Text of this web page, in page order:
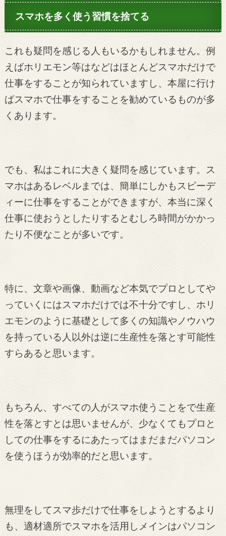
スマホを多く使う習慣を捨てる
これも疑問を感じる人もいるかもしれません。例
えばホリエモン等はなどはほとんどスマホだけで
仕事をすることが知られていますし、本屋に行け
ばスマホで仕事をすることを勧めているものが多
くあります。
でも、私はこれに大きく疑問を感じています。ス
マホはあるレベルまでは、簡単にしかもスピーデ
ィーに仕事をすることができますが、本当に深く
仕事に使おうとしたりするとむしろ時間がかかっ
たり不便なことが多いです。
特に、文章や画像、動画など本気でプロとしてや
っていくにはスマホだけでは不十分ですし、ホリ
エモンのように基礎として多くの知識やノウハウ
を持っている人以外は逆に生産性を落とす可能性
すらあると思います。
もちろん、すべての人がスマホ使うことをで生産
性を落とすとは思いませんが、少なくてもプロと
しての仕事をするにあたってはまだまだパソコン
を使うほうが効率的だと思います。
無理をしてスマ歩だけで仕事をしようとするより
も、適材適所でスマホを活用しメインはパソコン